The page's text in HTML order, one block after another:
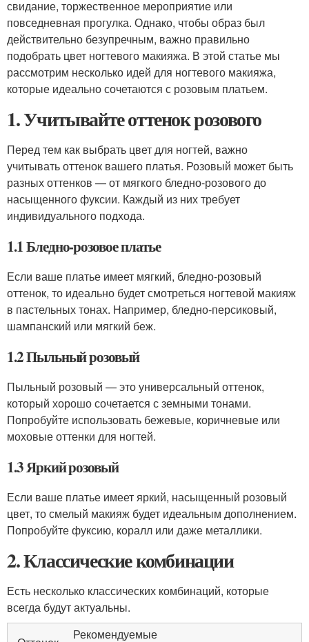
свидание, торжественное мероприятие или
повседневная прогулка. Однако, чтобы образ был
действительно безупречным, важно правильно
подобрать цвет ногтевого макияжа. В этой статье мы
рассмотрим несколько идей для ногтевого макияжа,
которые идеально сочетаются с розовым платьем.
1. Учитывайте оттенок розового
Перед тем как выбрать цвет для ногтей, важно
учитывать оттенок вашего платья. Розовый может быть
разных оттенков — от мягкого бледно-розового до
насыщенного фуксии. Каждый из них требует
индивидуального подхода.
1.1 Бледно-розовое платье
Если ваше платье имеет мягкий, бледно-розовый
оттенок, то идеально будет смотреться ногтевой макияж
в пастельных тонах. Например, бледно-персиковый,
шампанский или мягкий беж.
1.2 Пыльный розовый
Пыльный розовый — это универсальный оттенок,
который хорошо сочетается с земными тонами.
Попробуйте использовать бежевые, коричневые или
моховые оттенки для ногтей.
1.3 Яркий розовый
Если ваше платье имеет яркий, насыщенный розовый
цвет, то смелый макияж будет идеальным дополнением.
Попробуйте фуксию, коралл или даже металлики.
2. Классические комбинации
Есть несколько классических комбинаций, которые
всегда будут актуальны.
Рекомендуемые